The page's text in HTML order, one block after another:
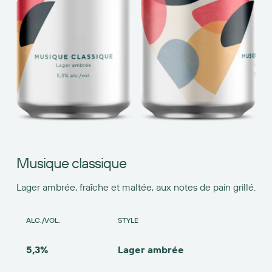
Musique classique
Lager ambrée, fraîche et maltée, aux notes de pain grillé.
ALC./VOL. STYLE
5,3% Lager ambrée